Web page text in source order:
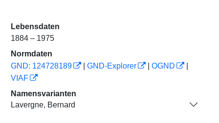
Lebensdaten
1884 – 1975
Normdaten
GND: 124728189
GND-Explorer OGND
VIAF
Namensvarianten
Lavergne, Bernard